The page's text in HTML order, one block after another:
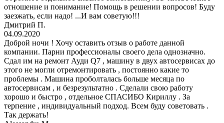
отношение и понимание! Помощь в решении вопросов! Буду
заезжать, если надо! ...И вам советую!!!
Дмитрий П.
04.09.2020
Доброй ночи ! Хочу оставить отзыв о работе данной
компании. Парни профессионалы своего дела однозначно.
Сдал им на ремонт Ауди Q7 , машину в двух автосервисах до
этого не могли отремонтировать , постоянно какие то
проблемы . Машина проболталась больше месяца по
автосервисам , и безрезультатно . Сделали свою работу
хорошо и быстро , отдельное СПАСИБО Кириллу . За
терпение , индивидуальный подход. Всем буду советовать .
Так держать!